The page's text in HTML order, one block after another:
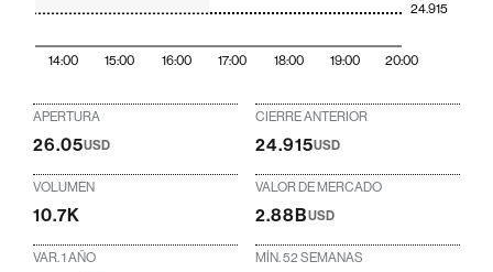
14:00 15:00 16:00 17:00 18:00 19:00 20:00
24.915
APERTURA
26.05USD
CIERRE ANTERIOR
24.915USD
VOLUMEN
10.7K
VALOR DE MERCADO
2.88BUSD
VAR. 1 AÑO MÍN. 52 SEMANAS